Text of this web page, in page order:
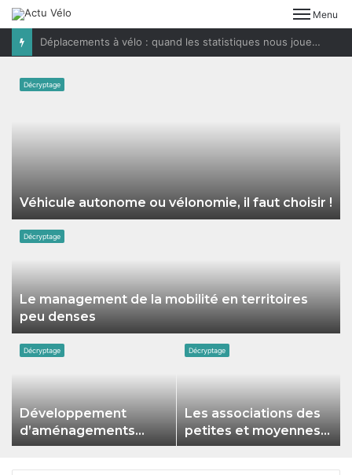
Menu
Déplacements à vélo : quand les statistiques nous jouent des tours
Décryptage
Véhicule autonome ou vélonomie, il faut choisir !
Décryptage
Le management de la mobilité en territoires
peu denses
Décryptage
Développement
d’aménagements
cyclables en milieu
Décryptage
Les associations des
petites et moyennes
villes resteront-elles